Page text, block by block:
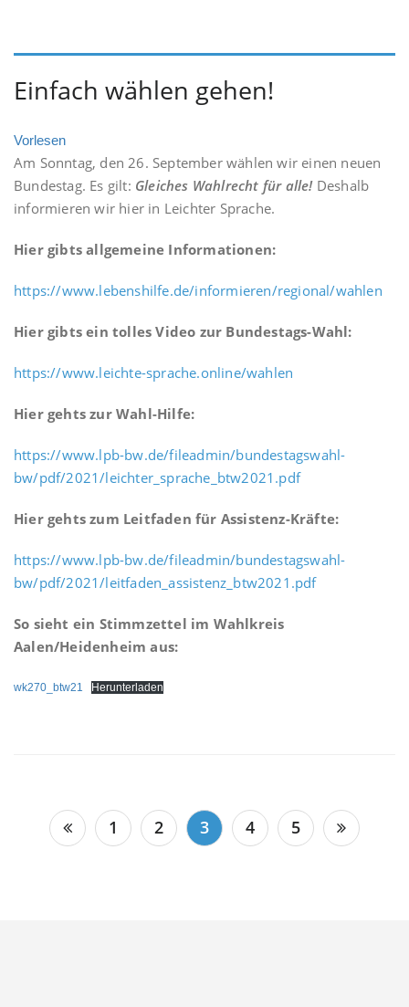
Einfach wählen gehen!
Vorlesen
Am Sonntag, den 26. September wählen wir einen neuen
Bundestag. Es gilt: Gleiches Wahlrecht für alle!Deshalb
informieren wir hier in Leichter Sprache.
Hier gibts allgemeine Informationen:
https://www.lebenshilfe.de/informieren/regional/wahlen
Hier gibts ein tolles Video zur Bundestags-Wahl:
https://www.leichte-sprache.online/wahlen
Hier gehts zur Wahl-Hilfe:
https://www.lpb-bw.de/fileadmin/bundestagswahl-
bw/pdf/2021/leichter_sprache_btw2021.pdf
Hier gehts zum Leitfaden für Assistenz-Kräfte:
https://www.lpb-bw.de/fileadmin/bundestagswahl-
bw/pdf/2021/leitfaden_assistenz_btw2021.pdf
So sieht ein Stimmzettel im Wahlkreis
Aalen/Heidenheim aus:
wk270_btw21 Herunterladen
Seitennummerierung
1 2 3 4 5